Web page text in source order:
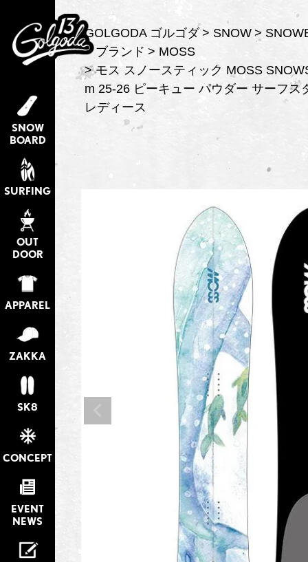
SNOW
BOARD
SURFING
OUT
DOOR
APPAREL
ZAKKA
SK8
CONCEPT
EVENT
NEWS
GOLGODA ゴルゴダ SNOW
ブランド
MOSS
モス スノースティック MOSS
m 25-26 ピーキュー パウダー サーフス
レディース